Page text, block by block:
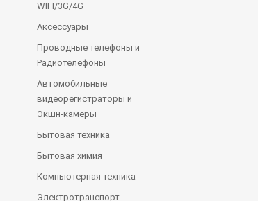
WIFI/3G/4G
Аксессуары
Проводные телефоны и
Радиотелефоны
Автомобильные
видеорегистраторы и
Экшн-камеры
Бытовая техника
Бытовая химия
Компьютерная техника
Электротранспорт